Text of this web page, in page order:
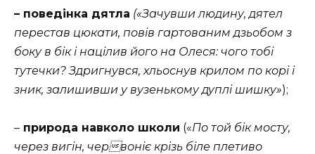
– поведінка дятла («Зачувши людину, дятел
перестав цюкати, повів гартованим дзьобом з
боку в бік і націлив його на Олеся: чого тобі
тутечки? Здригнувся, хльоснув крилом по корі і
зник, залишивши у вузенькому дуплі шишку»);
– природа навколо школи («По той бік мосту,
через вигін, червоніє крізь біле плетиво